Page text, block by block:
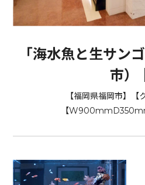
「海水魚と生サン
市）｜
【福岡県福岡市】【
【